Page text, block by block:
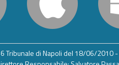
Tribunale di Napoli del 18/06/2010